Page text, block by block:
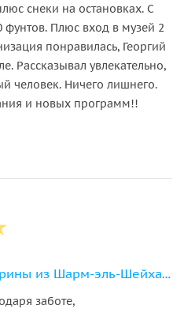
снеки на остановках. С
фунтов. Плюс вход в музей 2
понравилась, Георгий
Рассказывал увлекательно,
человек. Ничего лишнего.
и новых программ!!
Монастырь Святой Екатерины из Шарм-эль-Шейха с гидом.
заботе,